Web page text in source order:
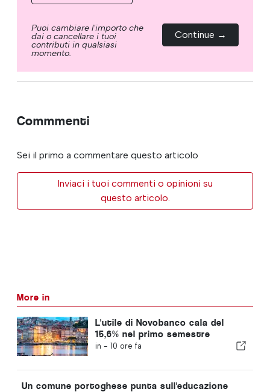
Puoi cambiare l'importo che
dai o cancellare i tuoi
contributi in qualsiasi
momento.
Continue →
Commmenti
Sei il primo a commentare questo articolo
Inviaci i tuoi commenti o opinioni su
questo articolo.
More in
L'utile di Novobanco cala del
15,6% nel primo semestre
in - 10 ore fa
Un comune portoghese punta sull'educazione